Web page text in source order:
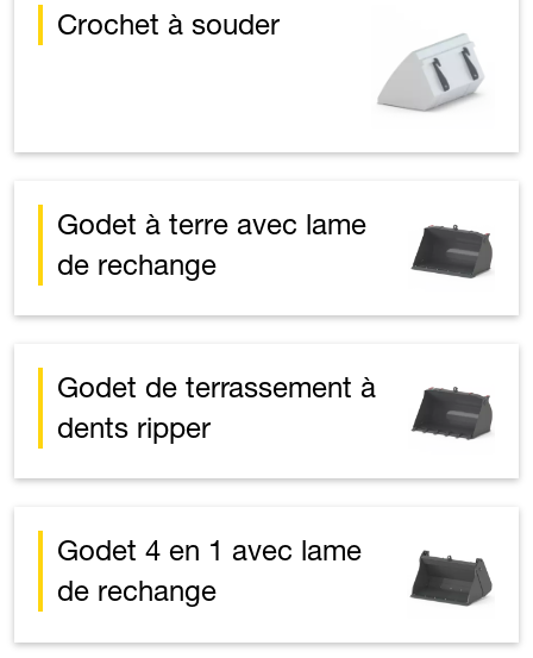
Crochet à souder
Godet à terre avec lame
de rechange
Godet de terrassement à
dents ripper
Godet 4 en 1 avec lame
de rechange